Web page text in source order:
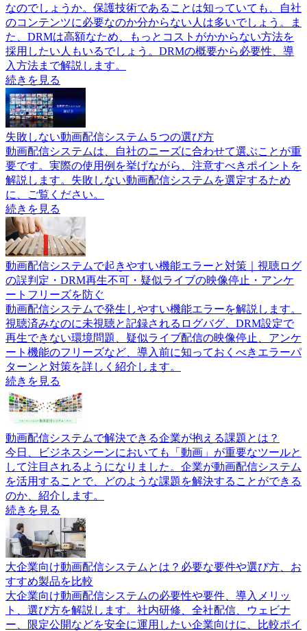
なのでしょうか。保護技術であることは知っていても、自社
のコンテンツに必要なのか分からない人は多いでしょう。ま
た、DRMは高額なため、もっとコストがかからない方法を
採用したい人もいるでしょう。DRMの概要から必要性、導
入方法まで解説します。
続きを見る
失敗しない動画配信システム５つの選び方
動画配信システムは、自社のニーズに合わせて選ぶことが重
要です。実際の使用例を挙げながら、注意すべきポイントを
解説します。失敗しない動画配信システムを選定するため
に、ご覧ください。
続きを見る
動画配信システムで起きやすい機能エラーと対策｜視聴ログ
の誤判定・DRM再生不可・疑似ライブの映像停止・アンケ
ートフリーズを防ぐ
動画配信システムで発生しやすい機能エラーを解説します。
視聴済みなのに未視聴と記録されるログバグ、DRM設定で
再生できない環境問題、疑似ライブ配信の映像停止、アンケ
ート機能のフリーズなど、導入前に知っておくべきエラーパ
ターンと対策を詳しく紹介します。
続きを見る
動画配信システムで解決できる企業が抱える課題とは？
今日、ビジネスシーンにおいても「動画」が重要なツールと
して注目されるようになりました。企業が動画配信システム
を活用することで、どのような課題を解決することができる
のか、紹介します。
続きを見る
大企業向け動画配信システムとは？必要な要件や選び方、お
すすめ製品を比較
大企業向け動画配信システムの必要性や要件、導入メリッ
ト、選び方を解説します。社内研修、全社配信、ウェビナ
ー、限定公開などを安全に運用したい企業向けに、比較ポイ